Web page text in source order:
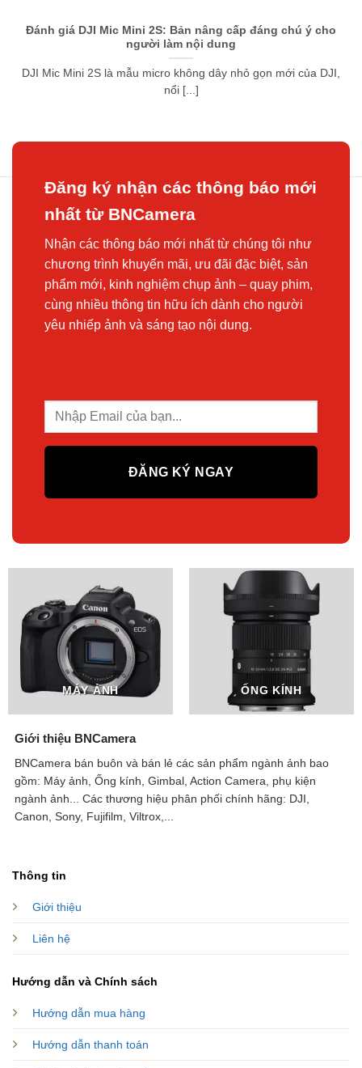
Đánh giá DJI Mic Mini 2S: Bản nâng cấp đáng chú ý cho
người làm nội dung
DJI Mic Mini 2S là mẫu micro không dây nhỏ gọn mới của DJI,
nổi [...]
Đăng ký nhận các thông báo mới
nhất từ BNCamera
Nhận các thông báo mới nhất từ chúng tôi như
chương trình khuyến mãi, ưu đãi đặc biệt, sản
phẩm mới, kinh nghiệm chụp ảnh – quay phim,
cùng nhiều thông tin hữu ích dành cho người
yêu nhiếp ảnh và sáng tạo nội dung.
MÁY ẢNH ỐNG KÍNH
Giới thiệu BNCamera
BNCamera bán buôn và bán lẻ các sản phẩm ngành ảnh bao
gồm: Máy ảnh, Ống kính, Gimbal, Action Camera, phụ kiện
ngành ảnh...
Các thương hiệu phân phối chính hãng: DJI,
Canon, Sony, Fujifilm, Viltrox,...
Thông tin
Giới thiệu
Liên hệ
Hướng dẫn và Chính sách
Hướng dẫn mua hàng
Hướng dẫn thanh toán